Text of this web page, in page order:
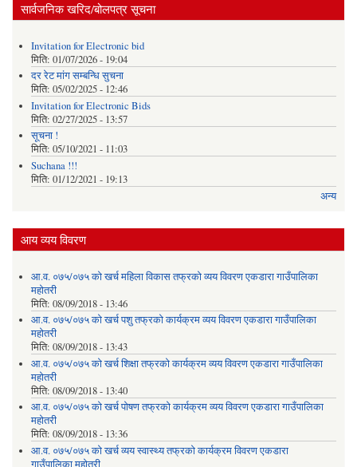
सार्वजनिक खरिद/बोलपत्र सूचना
Invitation for Electronic bid
मिति: 01/07/2026 - 19:04
दर रेट मांग सम्बन्धि सुचना
मिति: 05/02/2025 - 12:46
Invitation for Electronic Bids
मिति: 02/27/2025 - 13:57
सूचना !
मिति: 05/10/2021 - 11:03
Suchana !!!
मिति: 01/12/2021 - 19:13
अन्य
आय व्यय विवरण
आ.व. ०७५/०७५ को खर्च महिला विकास तफ्रको व्यय विवरण एकडारा गाउँपालिका
महोतरी
मिति: 08/09/2018 - 13:46
आ.व. ०७५/०७५ को खर्च पशु तफ्रको कार्यक्रम व्यय विवरण एकडारा गाउँपालिका
महोतरी
मिति: 08/09/2018 - 13:43
आ.व. ०७५/०७५ को खर्च शिक्षा तफ्रको कार्यक्रम व्यय विवरण एकडारा गाउँपालिका
महोतरी
मिति: 08/09/2018 - 13:40
आ.व. ०७५/०७५ को खर्च पोषण तफ्रको कार्यक्रम व्यय विवरण एकडारा गाउँपालिका
महोतरी
मिति: 08/09/2018 - 13:36
आ.व. ०७५/०७५ को खर्च व्यय स्वास्थ्य तफ्रको कार्यक्रम विवरण एकडारा
गाउँपालिका महोतरी